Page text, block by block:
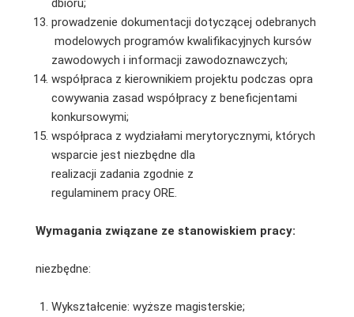
dbioru;
prowadzenie dokumentacji dotyczącej odebranych
modelowych programów kwalifikacyjnych kursów
zawodowych i informacji zawodoznawczych;
współpraca z kierownikiem projektu podczas opra
cowywania zasad współpracy z beneficjentami
konkursowymi;
współpraca z wydziałami merytorycznymi, których
wsparcie jest niezbędne dla
realizacji zadania zgodnie z
regulaminem pracy ORE.
Wymagania związane ze stanowiskiem pracy:
niezbędne:
Wykształcenie: wyższe magisterskie;